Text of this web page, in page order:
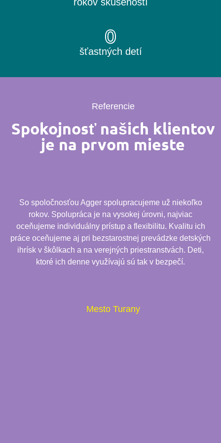
rokov skúseností
šťastných detí
0
Referencie
Spokojnosť našich klientov
je na prvom mieste
So spoločnosťou Agger spolupracujeme už niekoľko
rokov. Spolupráca je na vysokej úrovni, najviac
oceňujeme individuálny prístup a flexibilitu. Kvalitu ich
práce oceňujeme aj pri bezstarostnej prevádzke detských
ihrísk v škôlkach a na verejných priestranstvách. Deti,
ktoré ich denne využívajú sú tak v bezpečí.
Mesto Turany